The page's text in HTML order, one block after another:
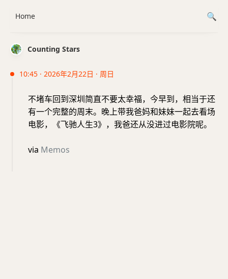
Counting Stars
10:45 · 2026年2月22日 · 周日
不堵车回到深圳简直不要太幸福，今早到，相当于还
有一个完整的周末。晚上带我爸妈和妹妹一起去看场
电影，《飞驰人生3》，我爸还从没进过电影院呢。
via Memos
Home